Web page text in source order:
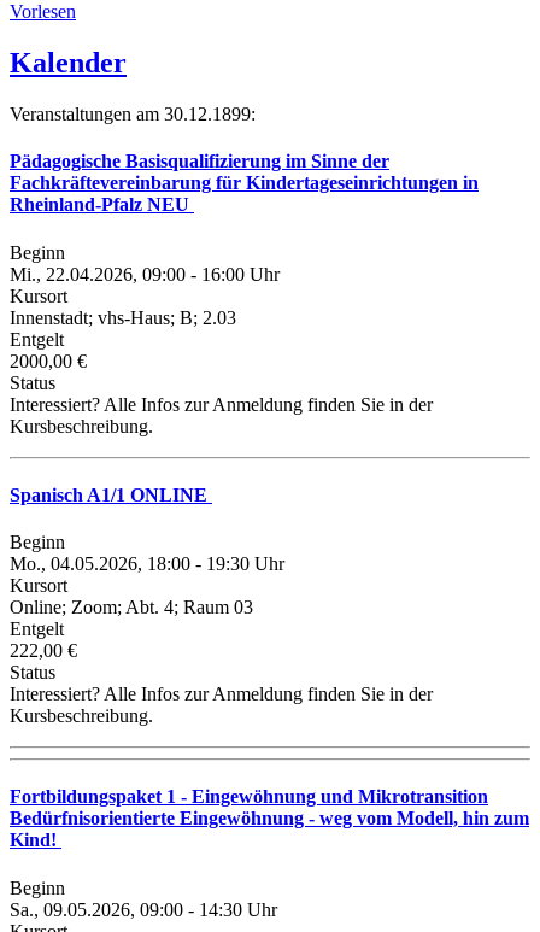
Vorlesen
Kalender
Veranstaltungen am 30.12.1899:
Pädagogische Basisqualifizierung im Sinne der
Fachkräftevereinbarung für Kindertageseinrichtungen in
Rheinland-Pfalz NEU
Beginn
Mi., 22.04.2026, 09:00 - 16:00 Uhr
Kursort
Innenstadt; vhs-Haus; B; 2.03
Entgelt
2000,00 €
Status
Interessiert? Alle Infos zur Anmeldung finden Sie in der
Kursbeschreibung.
Spanisch A1/1 ONLINE
Beginn
Mo., 04.05.2026, 18:00 - 19:30 Uhr
Kursort
Online; Zoom; Abt. 4; Raum 03
Entgelt
222,00 €
Status
Interessiert? Alle Infos zur Anmeldung finden Sie in der
Kursbeschreibung.
Fortbildungspaket 1 - Eingewöhnung und Mikrotransition
Bedürfnisorientierte Eingewöhnung - weg vom Modell, hin zum
Kind!
Beginn
Sa., 09.05.2026, 09:00 - 14:30 Uhr